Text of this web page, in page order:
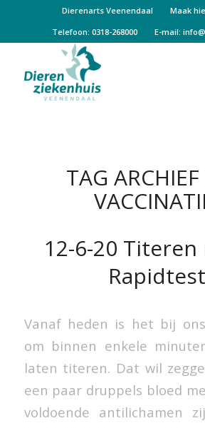
Dierenarts Veenendaal
Maak
Telefoon: 0318-268000
E-mail:
TAG
12-6-20
Vanaf heden is het bij
om binnen enkele
laten titeren. Dat wil
een paar druppels bloed
voldoende antilichamen